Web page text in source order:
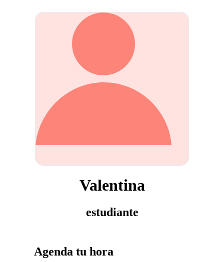
Valentina
estudiante
Agenda tu hora